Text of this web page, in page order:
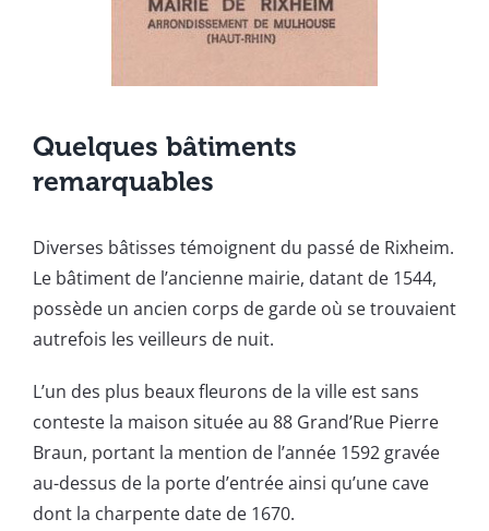
Quelques bâtiments
remarquables
Diverses bâtisses témoignent du passé de Rixheim.
Le bâtiment de l’ancienne mairie, datant de 1544,
possède un ancien corps de garde où se trouvaient
autrefois les veilleurs de nuit.
L’un des plus beaux fleurons de la ville est sans
conteste la maison située au 88 Grand’Rue Pierre
Braun, portant la mention de l’année 1592 gravée
au-dessus de la porte d’entrée ainsi qu’une cave
dont la charpente date de 1670.